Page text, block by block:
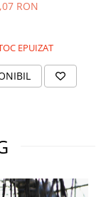
RON
EPUIZAT